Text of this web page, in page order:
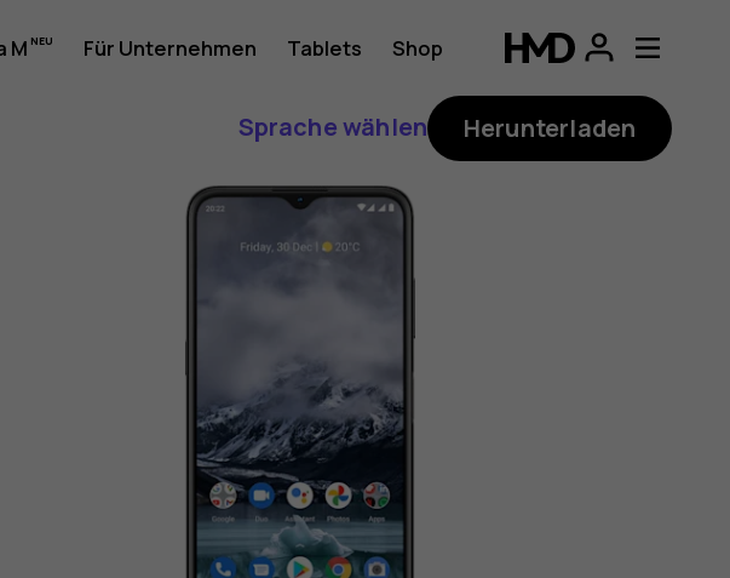
M Für Unternehmen Tablets Shop
Sprache wählen Herunterladen